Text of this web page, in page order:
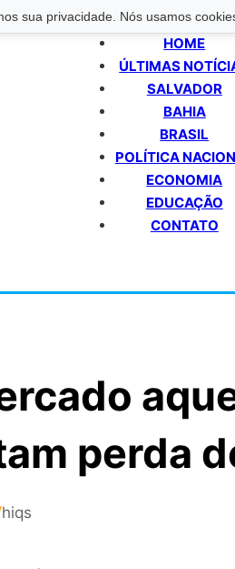
sua privacidade. Nós usamos
HOME
ÚLTIMAS
SALVADOR
BAHIA
BRASIL
POLÍTICA
ECONOMIA
EDUCAÇÃO
CONTATO
perda
hiqs